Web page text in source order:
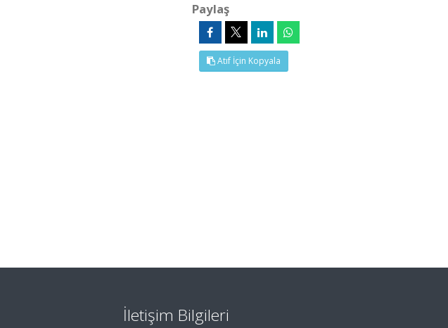
Paylaş
Atıf İçin Kopyala
İletişim Bilgileri